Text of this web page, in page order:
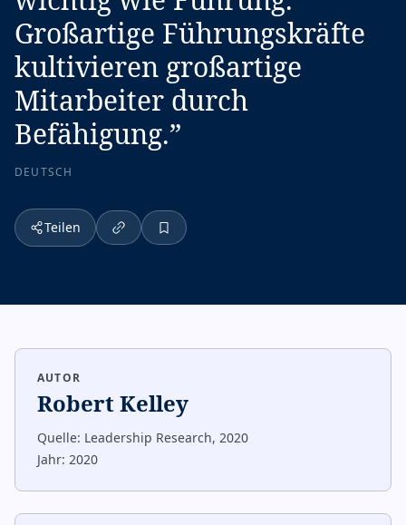
Großartige Führungskräfte
kultivieren großartige
Mitarbeiter durch
Befähigung.”
DEUTSCH
Teilen
AUTOR
Robert Kelley
Quelle: Leadership Research, 2020
Jahr: 2020